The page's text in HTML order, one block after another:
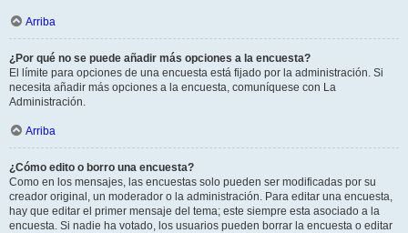
Arriba
¿Por qué no se puede añadir más opciones a la encuesta?
El límite para opciones de una encuesta está fijado por la administración. Si
necesita añadir más opciones a la encuesta, comuníquese con La
Administración.
Arriba
¿Cómo edito o borro una encuesta?
Como en los mensajes, las encuestas solo pueden ser modificadas por su
creador original, un moderador o la administración. Para editar una encuesta,
hay que editar el primer mensaje del tema; este siempre esta asociado a la
encuesta. Si nadie ha votado, los usuarios pueden borrar la encuesta o editar